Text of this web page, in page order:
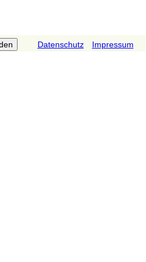
Datenschutz Impressum